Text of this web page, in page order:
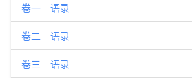
卷一 语录
卷二 语录
卷三 语录